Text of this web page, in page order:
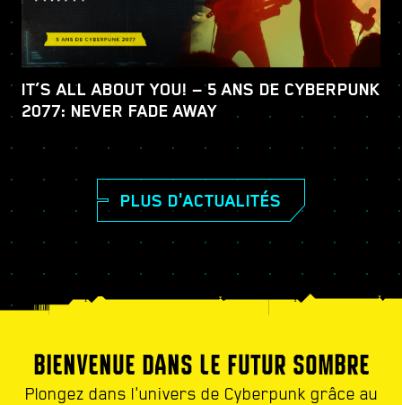
IT’S ALL ABOUT YOU! — 5 ANS DE CYBERPUNK
2077: NEVER FADE AWAY
PLUS D'ACTUALITÉS
BIENVENUE DANS LE FUTUR SOMBRE
Plongez dans l'univers de Cyberpunk grâce au